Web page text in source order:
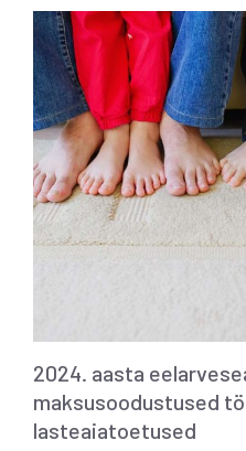
2024. aasta
maksusoodustused
lasteaiatoetused